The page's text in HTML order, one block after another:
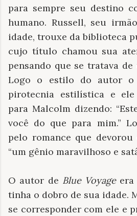
para sempre seu destino
humano. Russell, seu
idade, trouxe da biblioteca
cujo título chamou sua
pensando que se tratava
Logo o estilo do autor
pirotecnia estilística e
para Malcolm dizendo:
você do que para mim.”
pelo romance que devorou
“um gênio maravilhoso e
O autor de Blue Voyageera
tinha o dobro de sua idade.
se corresponder com ele e